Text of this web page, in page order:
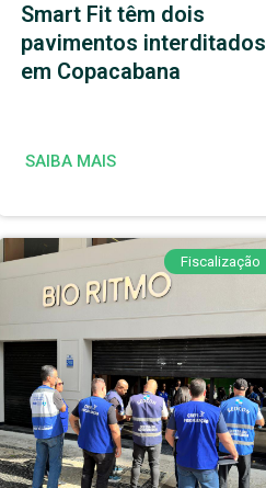
Smart Fit têm dois
pavimentos interditados
em Copacabana
SAIBA MAIS
Fiscalização